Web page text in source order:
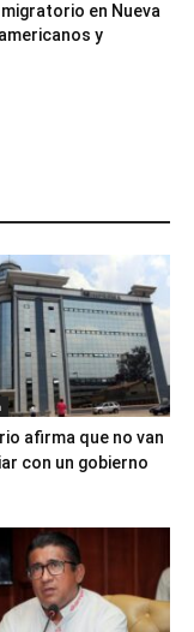
en Nueva
y
afirma que no van
con un gobierno